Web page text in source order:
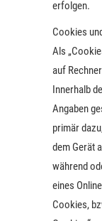
erfolgen.
Cookies
Als
auf
Innerhalb
Angaben
primär
dem Gerät
während
eines
Cookies,